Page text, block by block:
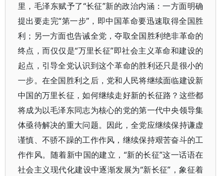
里，毛泽东赋予了“长征”新的政治内涵：一方面明确
提出要走完“第一步”，即中国革命要迅速取得全国胜
利；另一方面也告诫全党，夺取全国胜利绝非革命的
终点，而仅仅是“万里长征”即社会主义革命和建设的
起点，引导全党认识到这个革命的胜利还只是很小的
一步。在全国胜利之后，党和人民将继续面临建设新
中国的万里长征，如何继续走好新的长征路？这些都
将成为以毛泽东同志为核心的党的第一代中央领导集
体亟待解决的重大问题。因此，全党应继续保持谦虚
谨慎、不骄不躁的工作作风，继续保持艰苦奋斗的工
作作风。随着新中国的建立，“新的长征”这一话语在
社会主义现代化建设中逐渐发展为“新长征”，象征着